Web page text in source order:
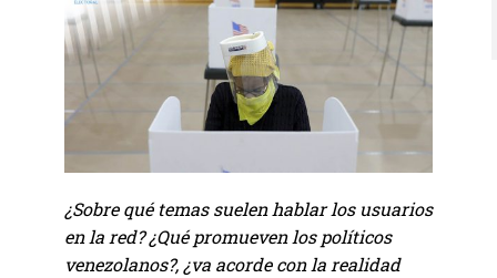
¿Sobre qué temas suelen hablar los usuarios
en la red? ¿Qué promueven los políticos
venezolanos?, ¿va acorde con la realidad